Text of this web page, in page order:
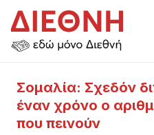
Σομαλία: Σχεδόν
έναν χρόνο ο
που πεινούν